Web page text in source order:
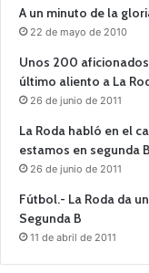
A un minuto de la
22 de mayo de 2010
Unos 200
último aliento a La
26 de junio de 2011
La Roda habló en el
estamos en segunda
26 de junio de 2011
Fútbol.- La Roda da
Segunda B
11 de abril de 2011